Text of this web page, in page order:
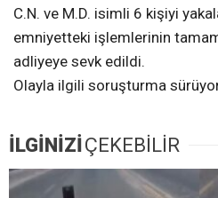
C.N. ve M.D. isimli 6 kişiyi
emniyetteki işlemlerinin
adliyeye sevk edildi.
Olayla ilgili soruşturma
İLGİNİZİÇEKEBİLİR